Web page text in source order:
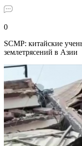
0
SCMP: китайские
землетрясений в Азии